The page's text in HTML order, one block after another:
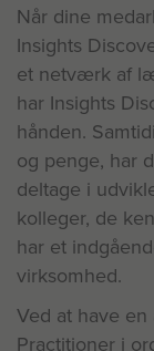
Når dine
Insights
et netværk af
har Insights
hånden.
og penge, har
deltage i
kolleger, de
har et
virksomhed.
Ved at have
Practitioner i